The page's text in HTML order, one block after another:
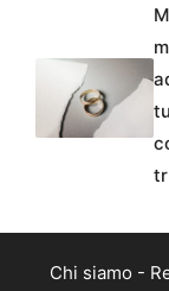
Chi siamo -